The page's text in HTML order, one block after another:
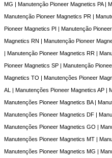
MG | Manutenção Pioneer Magnetics PA |
Manutenção Pioneer Magnetics PR |
Pioneer Magnetics PI | Manutenção
Magnetics RN | Manutenção Pioneer
| Manutenção Pioneer Magnetics RR |
Pioneer Magnetics SP | Manutenção
Magnetics TO | Manutenções Pioneer
AL | Manutenções Pioneer Magnetics AP |
Manutenções Pioneer Magnetics BA |
Manutenções Pioneer Magnetics DF |
Manutenções Pioneer Magnetics GO |
Manutenções Pioneer Magnetics MT |
Manutenções Pioneer Magnetics MG |